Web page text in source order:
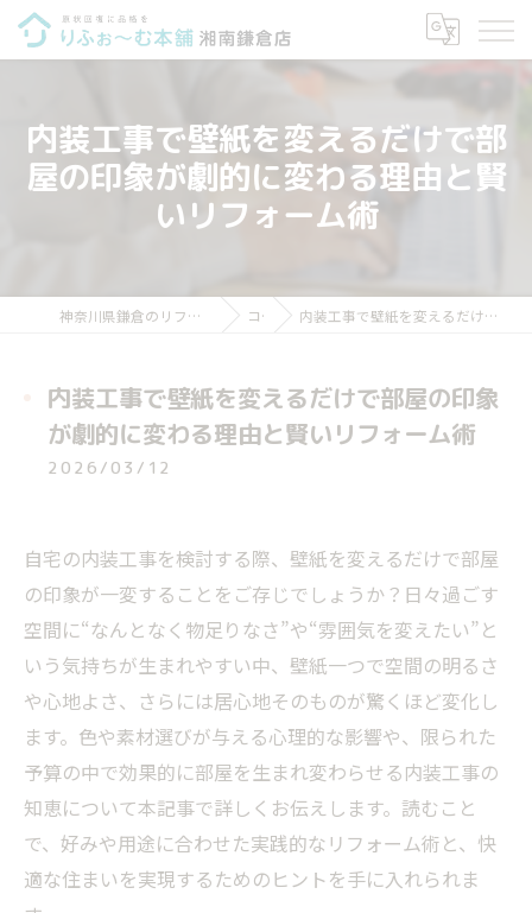
内装工事で壁紙を変えるだけで部
屋の印象が劇的に変わる理由と賢
いリフォーム術
神奈川県鎌倉のリフォームならりふぉ～む本舗 湘南鎌倉店 コラム 内装工事で壁紙を変えるだけで部屋の印象が劇的に変わる理由と賢いリフォーム術
内装工事で壁紙を変えるだけで部屋の印象
が劇的に変わる理由と賢いリフォーム術
2026/03/12
自宅の内装工事を検討する際、壁紙を変えるだけで部屋
の印象が一変することをご存じでしょうか？日々過ごす
空間に“なんとなく物足りなさ”や“雰囲気を変えたい”と
いう気持ちが生まれやすい中、壁紙一つで空間の明るさ
や心地よさ、さらには居心地そのものが驚くほど変化し
ます。色や素材選びが与える心理的な影響や、限られた
予算の中で効果的に部屋を生まれ変わらせる内装工事の
知恵について本記事で詳しくお伝えします。読むこと
で、好みや用途に合わせた実践的なリフォーム術と、快
適な住まいを実現するためのヒントを手に入れられま